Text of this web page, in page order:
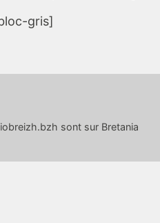
gris]
sont sur Bretania